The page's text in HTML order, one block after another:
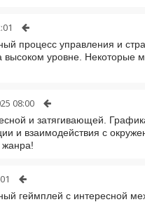
процесс управления и
высоком уровне. Некоторые
08:00
и затягивающей.
и взаимодействия с
жанра!
геймплей с интересной